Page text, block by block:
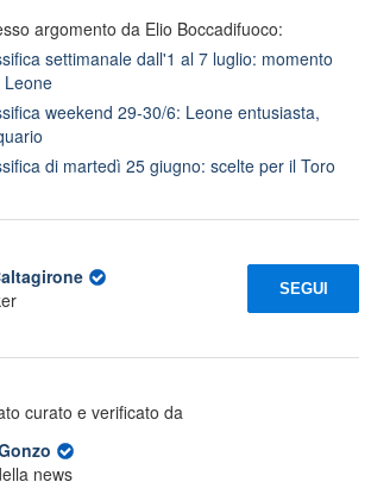
argomento da Elio Boccadifuoco:
settimanale dall'1 al 7 luglio: momento
Leone
weekend 29-30/6: Leone entusiasta,
di martedì 25 giugno: scelte per il Toro
SEGUI
curato e verificato da
news